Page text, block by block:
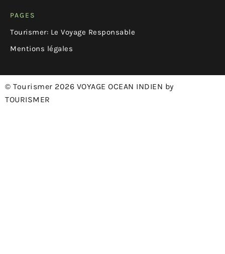
PAGES
Tourismer: Le Voyage Responsable
Mentions légales
© Tourismer 2026 VOYAGE OCEAN INDIEN by
TOURISMER